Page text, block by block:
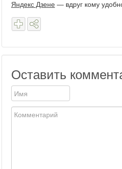
Яндекс Дзене — вдруг кому
Оставить